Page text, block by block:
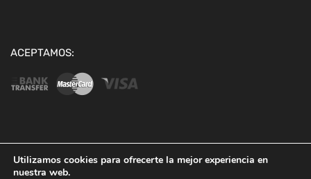
ACEPTAMOS:
Utilizamos cookies para ofrecerte la mejor experiencia en
nuestra web.